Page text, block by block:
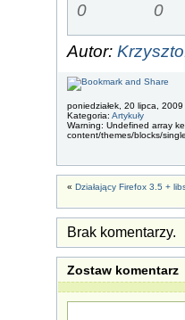
0 0
Autor:
poniedziałek, 20 lipca,
Kategoria: Artykuły
Warning: Undefined array
content/themes/blocks/
« Działający Firefox 3.5 +
Brak komentarzy.
Zostaw komentarz